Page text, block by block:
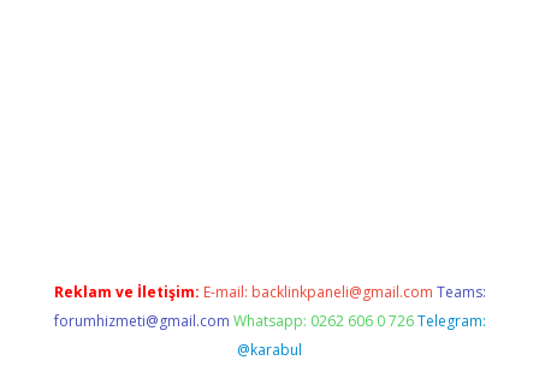
Reklam ve İletişim: E-mail: backlinkpaneli@gmail.com Teams:
forumhizmeti@gmail.com Whatsapp: 0262 606 0 726 Telegram:
@karabul